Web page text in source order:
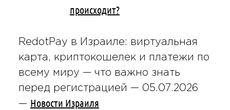
происходит?
RedotPay в Израиле: виртуальная
карта, криптокошелек и платежи по
всему миру — что важно знать
перед регистрацией — 05.07.2026
— Новости Израиля